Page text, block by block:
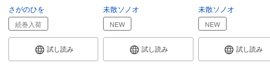
さがのひを
続巻入荷
試し読み
未散ソノオ
NEW
試し読み
未散ソノオ
NEW
試し読み